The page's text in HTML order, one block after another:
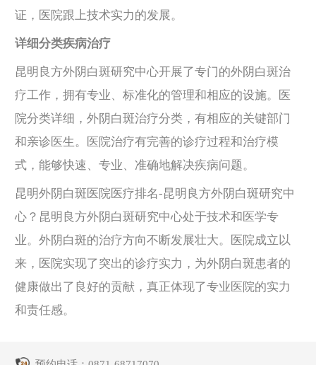
证，医院跟上技术实力的发展。
详细分类疾病治疗
昆明良方外阴白斑研究中心开展了专门的外阴白斑治
疗工作，拥有专业、标准化的管理和相应的设施。医
院分类详细，外阴白斑治疗分类，有相应的关键部门
和亲诊医生。医院治疗有完善的诊疗过程和治疗模
式，能够快速、专业、准确地解决疾病问题。
昆明外阴白斑医院医疗排名-昆明良方外阴白斑研究中
心？昆明良方外阴白斑研究中心处于技术和医学专
业。外阴白斑的治疗方向不断发展壮大。医院成立以
来，医院实现了突出的诊疗实力，为外阴白斑患者的
健康做出了良好的贡献，真正体现了专业医院的实力
和责任感。